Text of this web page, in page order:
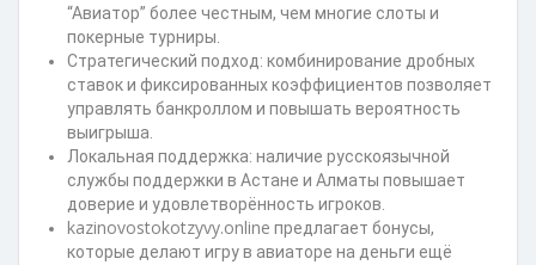
“Авиатор” более честным, чем многие слоты и
покерные турниры.
Стратегический подход: комбинирование дробных
ставок и фиксированных коэффициентов позволяет
управлять банкроллом и повышать вероятность
выигрыша.
Локальная поддержка: наличие русскоязычной
службы поддержки в Астане и Алматы повышает
доверие и удовлетворённость игроков.
kazinovostokotzyvy.online предлагает бонусы,
которые делают игру в авиаторе на деньги ещё